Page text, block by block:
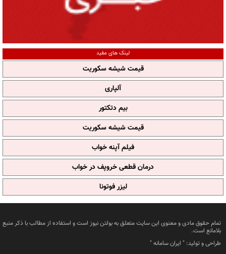
لینک های مفید
قیمت شیشه سکوریت
آلپاری
بیم دتکتور
قیمت شیشه سکوریت
فیلم آپنه خواب
درمان قطعی خروپف در خواب
لیزر فوتونا
تمام حقوق مادی و معنوی این سایت متعلق به بولتن نیوز است و استفاده از مطالب با ذکر منبع
بلامانع است.
طراحی و تولید: " ایران سامانه"